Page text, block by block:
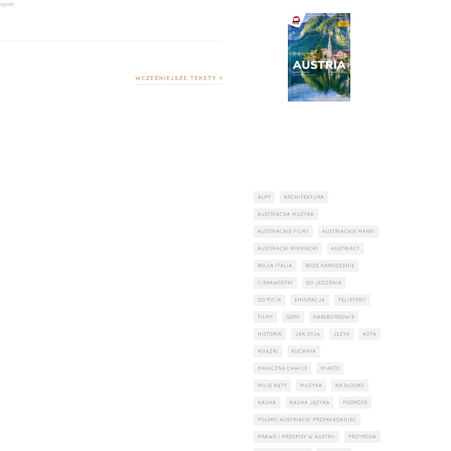
WCZEŚNIEJSZE TEKSTY
ALPY ARCHITEKTURA
AUSTRIACKA MUZYKA
AUSTRIACKIE FILMY AUSTRIACKIE MARKI
AUSTRIACKI NIEMIECKI AUSTRIACY
BELLA ITALIA BOŻE NARODZENIE
CIEKAWOSTKI DO JEDZENIA
DO PICIA EMIGRACJA FELIETONY
FILMY GÓRY HABSBURGOWIE
HISTORIA JAK ŻYJĄ JĘZYK KOTA
KSIĄŻKI KUCHNIA
MAGICZNE CHWILE MIASTO
MOJE KĄTY MUZYKA NA SŁODKO
NAUKA NAUKA JĘZYKA PODRÓŻE
POLSKO-AUSTRIACKI PRZEKŁADANIEC
PRAWO I PRZEPISY W AUSTRII PRZYRODA